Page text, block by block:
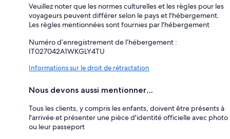
Veuillez noter que les normes culturelles et les règles pour les
voyageurs peuvent différer selon le pays et l'hébergement.
Les règles mentionnées sont fournies par l'hébergement
Numéro d’enregistrement de l’hébergement :
IT027042A1WKGLY4TU
Informations sur le droit de rétractation
Nous devons aussi mentionner…
Tous les clients, y compris les enfants, doivent être présents à
l'arrivée et présenter une pièce d'identité officielle avec photo
ou leur passeport